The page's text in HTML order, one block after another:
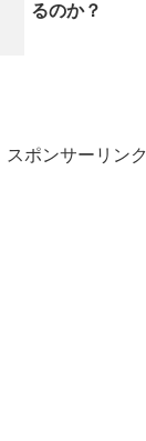
るのか？
スポンサーリンク